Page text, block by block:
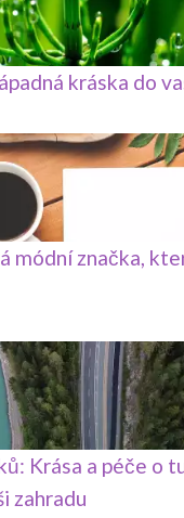
kráska do
módní značka,
Krása a péče o
zahradu